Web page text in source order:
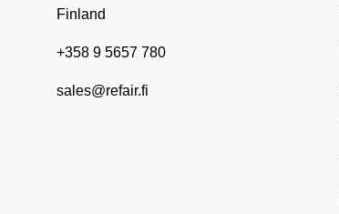
Finland
+358 9 5657 780
sales@refair.fi